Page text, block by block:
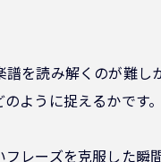
を読み解くのが難し
ように捉えるかです。
レーズを克服した瞬